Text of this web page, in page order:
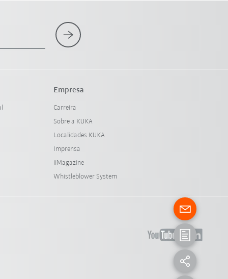
Empresa
Carreira
Sobre a KUKA
Localidades KUKA
Imprensa
iiMagazine
Whistleblower System